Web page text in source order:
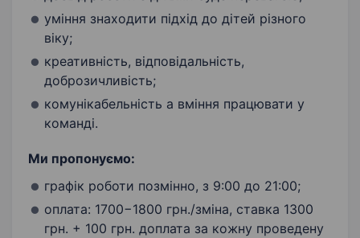
уміння знаходити підхід до дітей різного
віку;
креативність, відповідальність,
доброзичливість;
комунікабельність а вміння працювати у
команді.
Ми пропонуємо:
графік роботи позмінно, з 9:00 до 21:00;
оплата: 1700−1800 грн./зміна, ставка 1300
грн. + 100 грн. доплата за кожну проведену